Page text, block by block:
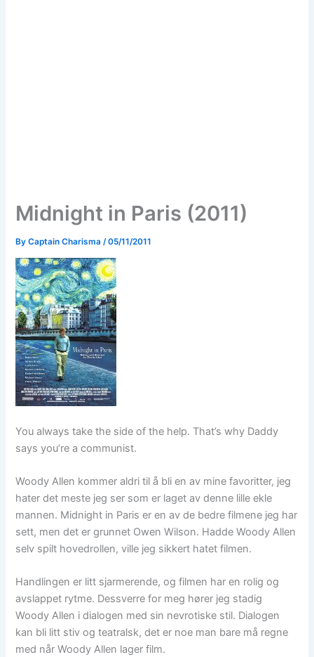
Midnight in Paris (2011)
ByCaptain Charisma /05/11/2011
You always take the side of the help. That’s why Daddy
says you’re a communist.
Woody Allen kommer aldri til å bli en av mine favoritter, jeg
hater det meste jeg ser som er laget av denne lille ekle
mannen. Midnight in Paris er en av de bedre filmene jeg har
sett, men det er grunnet Owen Wilson. Hadde Woody Allen
selv spilt hovedrollen, ville jeg sikkert hatet filmen.
Handlingen er litt sjarmerende, og filmen har en rolig og
avslappet rytme. Dessverre for meg hører jeg stadig
Woody Allen i dialogen med sin nevrotiske stil. Dialogen
kan bli litt stiv og teatralsk, det er noe man bare må regne
med når Woody Allen lager film.